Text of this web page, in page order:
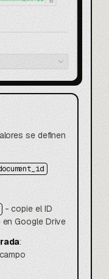
se definen
- copie el ID
Google Drive
: